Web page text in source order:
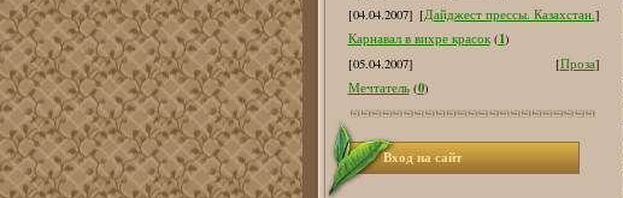
[04.04.2007] [Дайджест прессы. Казахстан.]
Карнавал в вихре красок (1)
[05.04.2007]
[Проза]
Мечтатель (0)
Вход на сайт